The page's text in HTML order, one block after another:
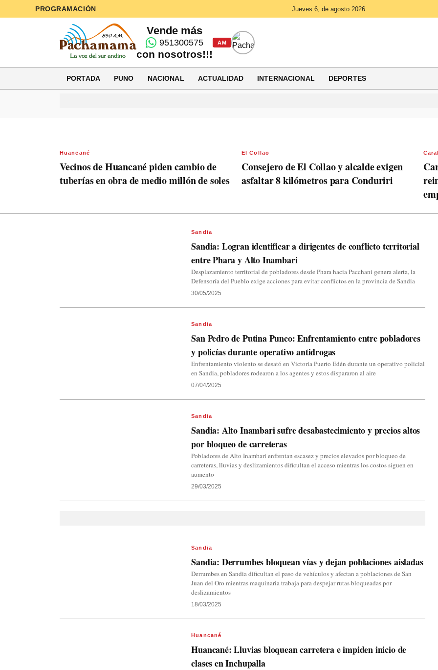
PROGRAMACIÓN Jueves 6, de agosto 2026
Vende más
951300575
con nosotros!!!
AM
PORTADA PUNO NACIONAL ACTUALIDAD INTERNACIONAL DEPORTES
Huancané
Vecinos de Huancané piden cambio de
tuberías en obra de medio millón de soles
El Collao
Consejero de El Collao y alcalde exigen
asfaltar 8 kilómetros para Conduriri
Sandia
Sandia: Logran identificar a dirigentes de conflicto territorial
entre Phara y Alto Inambari
Desplazamiento territorial de pobladores desde Phara hacia Pacchani genera alerta, la
Defensoría del Pueblo exige acciones para evitar conflictos en la provincia de Sandia
30/05/2025
Sandia
San Pedro de Putina Punco: Enfrentamiento entre pobladores
y policías durante operativo antidrogas
Enfrentamiento violento se desató en Victoria Puerto Edén durante un operativo policial
en Sandia, pobladores rodearon a los agentes y estos dispararon al aire
07/04/2025
Sandia
Sandia: Alto Inambari sufre desabastecimiento y precios altos
por bloqueo de carreteras
Pobladores de Alto Inambari enfrentan escasez y precios elevados por bloqueo de
carreteras, lluvias y deslizamientos dificultan el acceso mientras los costos siguen en
aumento
29/03/2025
Sandia
Sandia: Derrumbes bloquean vías y dejan poblaciones aisladas
Derrumbes en Sandia dificultan el paso de vehículos y afectan a poblaciones de San
Juan del Oro mientras maquinaria trabaja para despejar rutas bloqueadas por
deslizamientos
18/03/2025
Huancané
Huancané: Lluvias bloquean carretera e impiden inicio de
clases en Inchupalla